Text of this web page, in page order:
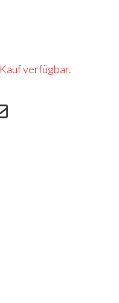
verfügbar.